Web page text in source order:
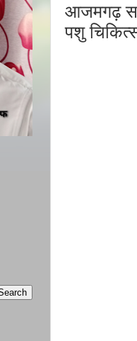
आजमगढ़
पशु